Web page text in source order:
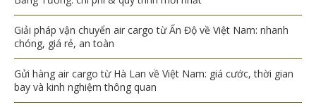
Giải pháp vận chuyển air cargo từ Ấn Độ về Việt Nam: nhanh
chóng, giá rẻ, an toàn
Gửi hàng air cargo từ Hà Lan về Việt Nam: giá cước, thời gian
bay và kinh nghiệm thông quan